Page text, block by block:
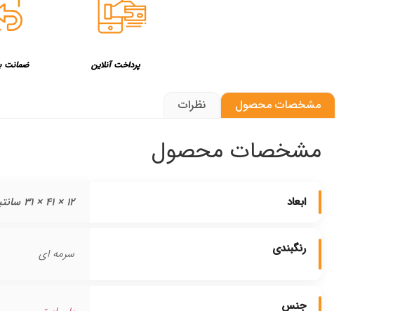
پرداخت آنلاین ضمانت
مشخصات محصول نظرات
مشخصات محصول
ابعاد 12 × 41 × 31 سانتیمتر
رنگبندی سرمه ای
جنس